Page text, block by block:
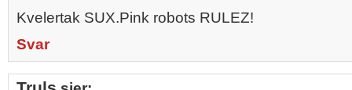
Kvelertak SUX.Pink robots RULEZ!
Svar